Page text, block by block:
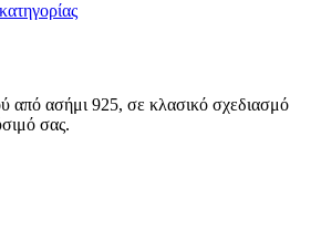
από ασήμι 925, σε κλασικό σχεδιασμό
σας.